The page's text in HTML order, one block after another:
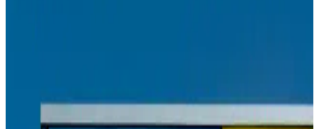
Çözümleri